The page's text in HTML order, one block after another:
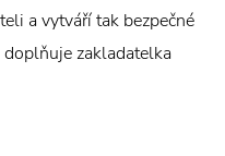
a vytváří tak bezpečné
doplňuje zakladatelka